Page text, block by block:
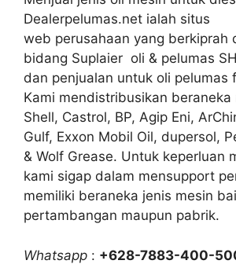
Dealerpelumas.net ialah situs
web perusahaan yang berkiprah
bidang Suplaier oli & pelumas
dan penjualan untuk oli pelumas
Kami mendistribusikan
Shell, Castrol, BP, Agip Eni,
Gulf, Exxon Mobil Oil, dupersol,
& Wolf Grease. Untuk keperluan
kami sigap dalam mensupport
memiliki beraneka jenis mesin
pertambangan maupun pabrik.
Whatsapp : +628-7883-400-